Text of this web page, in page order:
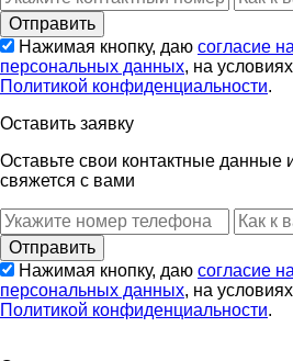
Нажимая кнопку, даю согласие
персональных данных, на
Политикой конфиденциальности.
Оставить заявку
Оставьте свои контактные данные
свяжется с вами
Нажимая кнопку, даю согласие
персональных данных, на
Политикой конфиденциальности.